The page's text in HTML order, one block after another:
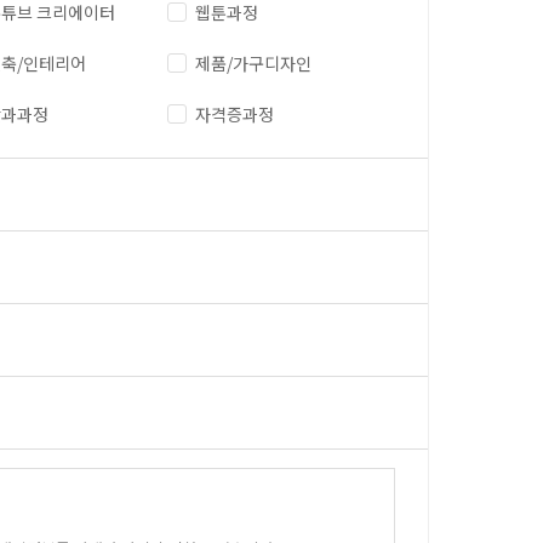
브 크리에이터 웹툰과정
/인테리어 제품/가구디자인
과정 자격증과정